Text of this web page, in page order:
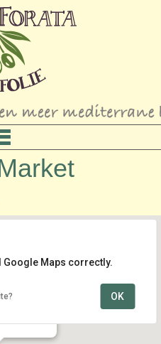
Google Maps correctly.
OK